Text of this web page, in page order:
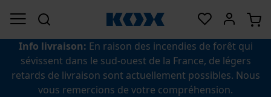
Info livraison: En raison des incendies de forêt qui
sévissent dans le sud-ouest de la France, de légers
retards de livraison sont actuellement possibles. Nous
vous remercions de votre compréhension.